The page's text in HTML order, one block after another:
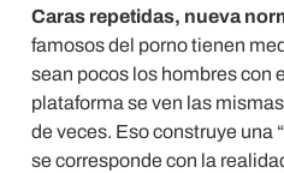
Caras repetidas, nueva
famosos del porno tienen
sean pocos los hombres con
plataforma se ven las
de veces. Eso construye una
se corresponde con la